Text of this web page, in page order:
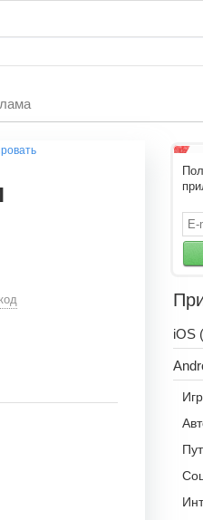
iOS